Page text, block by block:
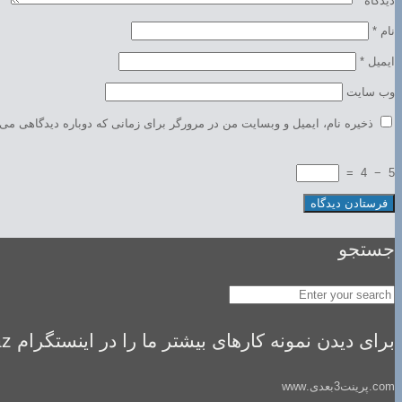
نام *
ایمیل *
وب‌ سایت
ذخیره نام، ایمیل و وبسایت من در مرورگر برای زمانی که دوباره دیدگاهی
5
−
4
=
جستجو
برای دیدن نمونه کارهای بیشتر ما را در اینستگرام idealsaz فالو کنید
com.پرینت3بعدی.www